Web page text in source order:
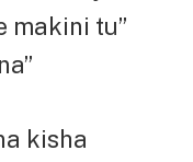
makini tu”
kisha